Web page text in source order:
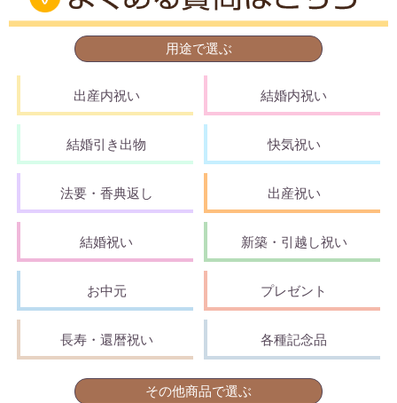
用途で選ぶ
出産内祝い 結婚内祝い
結婚引き出物 快気祝い
法要・香典返し 出産祝い
結婚祝い 新築・引越し祝い
お中元 プレゼント
長寿・還暦祝い 各種記念品
その他商品で選ぶ